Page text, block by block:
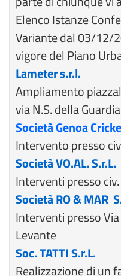
Elenco Istanze
Variante dal 03/12/
vigore del Piano
Lameter s.r.l.
Ampliamento
via N.S. della
Società Genoa
Intervento presso
Società VO.AL. S.r.L.
Interventi presso
Società RO & MAR
Interventi presso
Levante
Soc. TATTI S.r.L.
Realizzazione di un